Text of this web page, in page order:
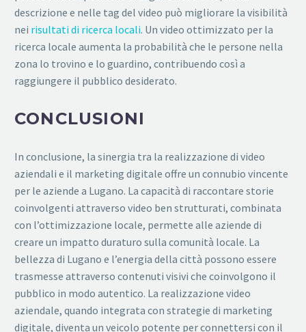
descrizione e nelle tag del video può migliorare la visibilità
nei risultati di ricerca locali. Un video ottimizzato per la
ricerca locale aumenta la probabilità che le persone nella
zona lo trovino e lo guardino, contribuendo così a
raggiungere il pubblico desiderato.
CONCLUSIONI
In conclusione, la sinergia tra la realizzazione di video
aziendali e il marketing digitale offre un connubio vincente
per le aziende a Lugano. La capacità di raccontare storie
coinvolgenti attraverso video ben strutturati, combinata
con l’ottimizzazione locale, permette alle aziende di
creare un impatto duraturo sulla comunità locale. La
bellezza di Lugano e l’energia della città possono essere
trasmesse attraverso contenuti visivi che coinvolgono il
pubblico in modo autentico. La realizzazione video
aziendale, quando integrata con strategie di marketing
digitale, diventa un veicolo potente per connettersi con il